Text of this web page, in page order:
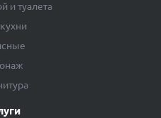
и туалета